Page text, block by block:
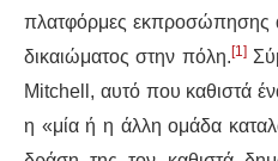
πλατφόρμες εκπροσώπησης
δικαιώματος στην πόλη. [1]
Mitchell, αυτό που καθιστά
η «μία ή η άλλη ομάδα